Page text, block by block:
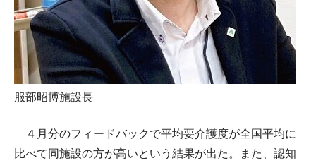
服部昭博施設長
４月分のフィードバックで平均要介護度が全国平均に
比べて同施設の方が高いという結果が出た。また、認知